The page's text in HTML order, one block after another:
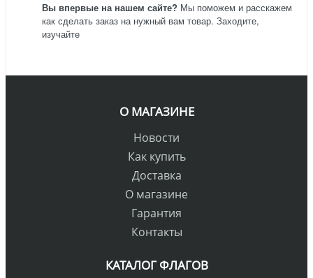
Вы впервые на нашем сайте? Мы поможем и расскажем
как сделать заказ на нужный вам товар. Заходите,
изучайте
О МАГАЗИНЕ
Новости
Как купить
Доставка
О магазине
Гарантия
Контакты
КАТАЛОГ ФЛАГОВ